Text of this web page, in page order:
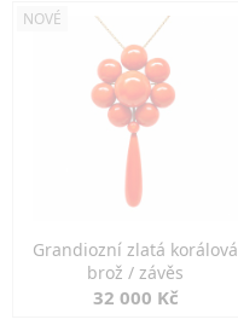
NOVÉ
Grandiozní zlatá korálová
brož / závěs
32 000 Kč